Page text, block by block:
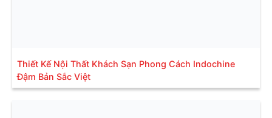
Thiết Kế Nội Thất Khách Sạn Phong Cách Indochine
Đậm Bản Sắc Việt